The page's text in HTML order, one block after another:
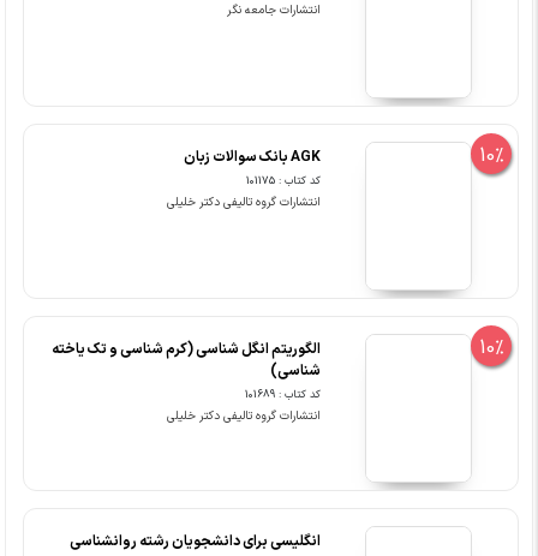
انتشارات جامعه نگر
10% AGK بانک سوالات زبان
کد کتاب : 101175
انتشارات گروه تالیفی دکتر خلیلی
10%
الگوریتم انگل شناسی (کرم شناسی و تک یاخته
شناسی)
کد کتاب : 101689
انتشارات گروه تالیفی دکتر خلیلی
انگلیسی برای دانشجویان رشته روانشناسی